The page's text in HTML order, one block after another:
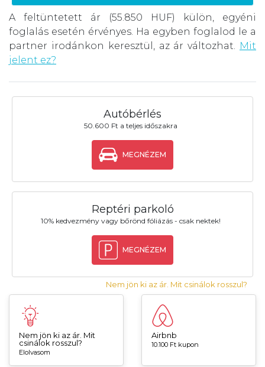
A feltüntetett ár (55.850 HUF) külön, egyéni
foglalás esetén érvényes. Ha egyben foglalod le a
partner irodánkon keresztül, az ár változhat. Mit
jelent ez?
Autóbérlés
50.600 Ft a teljes időszakra
MEGNÉZEM
Reptéri parkoló
10% kedvezmény vagy bőrönd fóliázás - csak nektek!
MEGNÉZEM
Nem jön ki az ár. Mit csinálok rosszul?
Nem jön ki az ár. Mit
csinálok rosszul?
Elolvasom
Airbnb
10.100 Ft kupon